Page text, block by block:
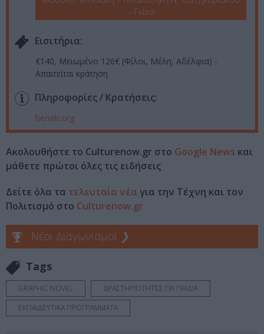
– Γκίκα
Eισιτήρια:
€140, Μειωμένο 126€ (Φίλοι, Μέλη, Αδέλφια) -
Απαιτείται κράτηση
Πληροφορίες / Κρατήσεις:
benaki.org
Ακολουθήστε το Culturenow.gr στο Google News και
μάθετε πρώτοι όλες τις ειδήσεις
Δείτε όλα τα τελευταία νέα για την Τέχνη και τον
Πολιτισμό στο Culturenow.gr
Νέοι Διαγωνισμοί ❯
Tags
GRAPHIC NOVEL
ΔΡΑΣΤΗΡΙΟΤΗΤΕΣ ΓΙΑ ΠΑΙΔΙΑ
ΕΚΠΑΙΔΕΥΤΙΚΑ ΠΡΟΓΡΑΜΜΑΤΑ